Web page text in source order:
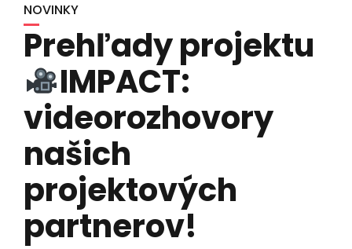
NOVINKY
Prehľady projektu
IMPACT:
videorozhovory
našich
projektových
partnerov!